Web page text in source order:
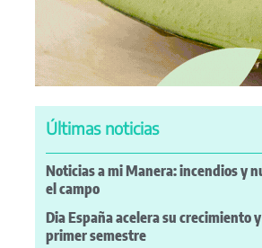
Últimas noticias
Noticias a mi Manera: incendios y
el campo
Dia España acelera su crecimiento
primer semestre